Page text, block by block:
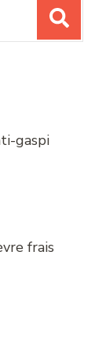
gaspi
frais